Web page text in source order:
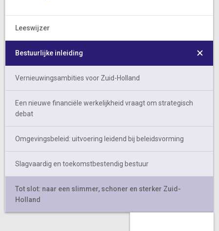
Leeswijzer
Bestuurlijke inleiding
Vernieuwingsambities voor Zuid-Holland
Een nieuwe financiële werkelijkheid vraagt om strategisch
debat
Omgevingsbeleid: uitvoering leidend bij beleidsvorming
Slagvaardig en toekomstbestendig bestuur
Tot slot: naar een slimmer, schoner en sterker Zuid-
Holland